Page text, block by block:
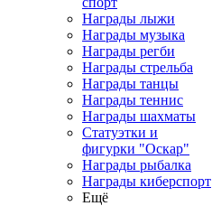
Награды лыжи
Награды музыка
Награды регби
Награды стрельба
Награды танцы
Награды теннис
Награды шахматы
Статуэтки и
фигурки "Оскар"
Награды рыбалка
Награды киберспорт
Ещё